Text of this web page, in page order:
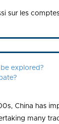
sur les
explored?
China has
many